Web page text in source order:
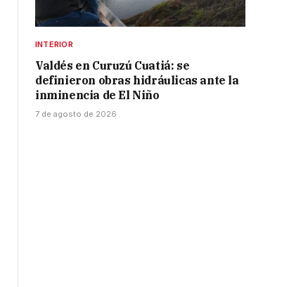
INTERIOR
Valdés en Curuzú Cuatiá: se
definieron obras hidráulicas ante la
inminencia de El Niño
7 de agosto de 2026